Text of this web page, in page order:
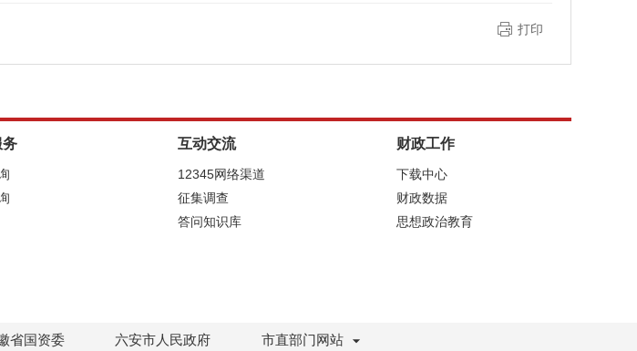
打印
务 互动交流
12345网络渠道
征集调查
答问知识库
财政工作
下载中心
财政数据
思想政治教育
省国资委 六安市人民政府 市直部门网站